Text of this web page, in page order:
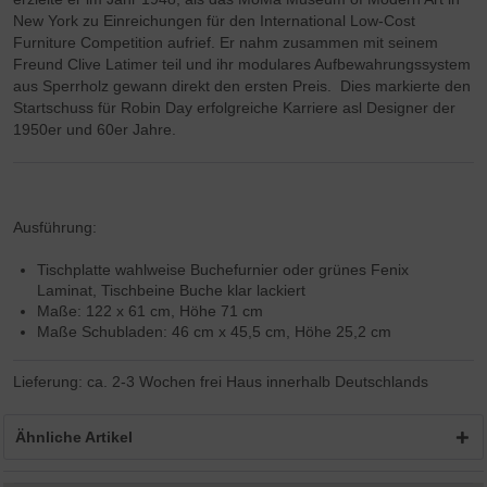
New York zu Einreichungen für den International Low-Cost
Furniture Competition aufrief. Er nahm zusammen mit seinem
Freund Clive Latimer teil und ihr modulares Aufbewahrungssystem
aus Sperrholz gewann direkt den ersten Preis. Dies markierte den
Startschuss für Robin Day erfolgreiche Karriere asl Designer der
1950er und 60er Jahre.
Ausführung:
Tischplatte wahlweise Buchefurnier oder grünes Fenix
Laminat, Tischbeine Buche klar lackiert
Maße: 122 x 61 cm, Höhe 71 cm
Maße Schubladen: 46 cm x 45,5 cm, Höhe 25,2 cm
Lieferung: ca. 2-3 Wochen frei Haus innerhalb Deutschlands
Ähnliche Artikel